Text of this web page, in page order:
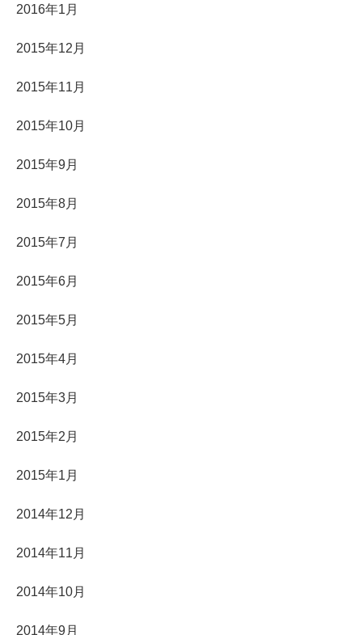
2016年1月
2015年12月
2015年11月
2015年10月
2015年9月
2015年8月
2015年7月
2015年6月
2015年5月
2015年4月
2015年3月
2015年2月
2015年1月
2014年12月
2014年11月
2014年10月
2014年9月